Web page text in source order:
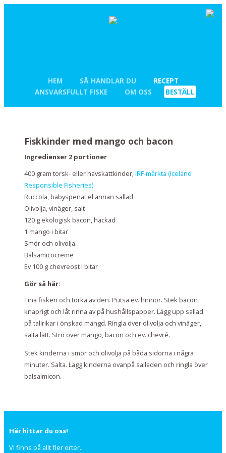
HEM SÅ HANDLAR DU
RECEPT
ANSVARSFULLT FISKE
OM OSS BESTÄLL
Fiskkinder med mango och bacon
Ingredienser 2 portioner
400 gram torsk- eller havskattkinder,IRF-märkta (Iceland
Responsible Fisheries)
Ruccola, babyspenat el annan sallad
Olivolja, vinäger, salt
120 g ekologisk bacon, hackad
1 mango i bitar
Smör och olivolja.
Balsamicocreme
Ev 100 g chevreost i bitar
Gör så här:
Tina fisken och torka av den. Putsa ev. hinnor. Stek bacon
knaprigt och låt rinna av på hushållspapper. Lägg upp sallad
på tallrikar i önskad mängd. Ringla över olivolja och vinäger,
salta lätt. Strö över mango, bacon och ev. chevré.
Stek kinderna i smör och olivolja på båda sidorna i några
minuter. Salta. Lägg kinderna ovanpå salladen och ringla över
balsalmicon.
Här hittar du oss!
Vi finns på allt fler orter.